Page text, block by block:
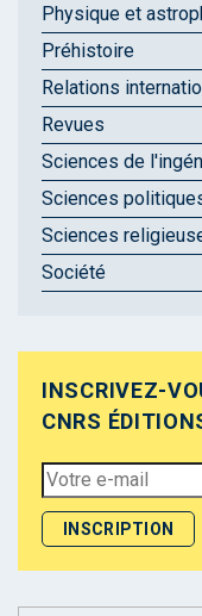
Physique et
Préhistoire
Relations
Revues
Sciences de
Sciences
Sciences
Société
INSCRIVEZ-
CNRS